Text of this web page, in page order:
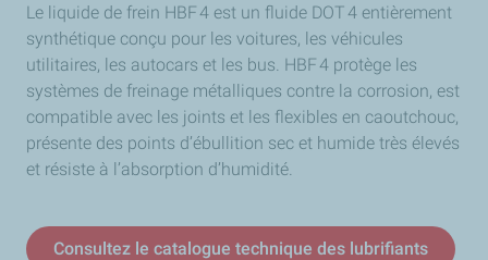
Le liquide de frein HBF 4 est un fluide DOT 4 entièrement
synthétique conçu pour les voitures, les véhicules
utilitaires, les autocars et les bus. HBF 4 protège les
systèmes de freinage métalliques contre la corrosion, est
compatible avec les joints et les flexibles en caoutchouc,
présente des points d’ébullition sec et humide très élevés
et résiste à l’absorption d’humidité.
Consultez le catalogue technique des lubrifiants